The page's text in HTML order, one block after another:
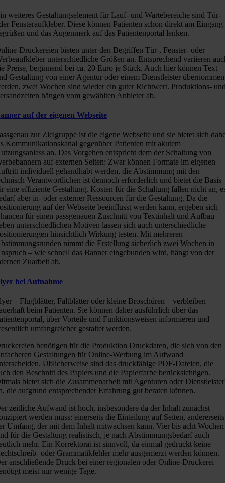
weiteres Gestaltungselement für Lauf- und Wartebereiche sind Tür-
Fensteraufkleber. Diese können Patienten schon direkt am Eingang
und das Augenmerk auf das Patientenportal lenken.
Druckereien bieten unter den Begriffen Tür-, Fenster- oder
unterschiedliche Größen an. Entsprechend variieren
Preise, beginnend bei ca. 20 Euro je Stück. Auch hier können Text
Gestaltung von einer Agentur oder einem Dienstleister übernommen
zwei Wochen sind wieder ein guter Richtwert. Produktions-
hängen vom gewählten Anbieter ab.
auf der eigenen Webseite
zur Zielgruppe ist die eigene Webseite und sie bietet sich
Kommunikationskanal gegenüber Patienten mit akutem
an. Das Vorgehen entspricht dem der Schaltung von
auf externen Seiten: Zwar können Formate im eigenen
individuell gehandhabt werden, die Abstimmung mit den
Verantwortlichen ist dennoch erforderlich und bietet die Basis
eine effiziente Gestaltung. Kosten für die Schaltung fallen nicht an,
aber in- oder externer Ressourcen für die Gestaltung. Da die
auf der Webseite beeinflusst werden kann, ergeben sich
für einen passgenauen Zuschnitt von Textinhalt und Aufbau –
unterschiedlichen Motiven lassen sich auch unterschiedliche
hinsichtlich Wirkung testen. Mit mehreren
nimmt die Erstellung sicherlich zwei Wochen in
– wie schnell das Banner eingebunden wird, hängt von der
Zuarbeit ab.
bei Aufnahme
– Flugblätter, Faltblätter oder kleine Broschüren – verbleiben
beim Patienten. Sie können daher ausführlich über das
über Vorteile und Funktionsweisen informieren und
umfangreicher gestaltet werden.
benötigen für die Produktion Druckdaten, die sich von den
Gestaltungen für Online-Werbung im Aufwand
Üblicherweise sind das druckfähige PDF-Dateien, die
den Beschnitt des Papiers und die Papierfarbe berücksichtigen.
bietet sich die Zusammenarbeit mit Agenturen oder
die aufgrund entsprechender Erfahrung gut beraten können.
zeitliche Aufwand ist hoch, insbesondere da der Inhalt zunächst
werden muss: einerseits die Einteilung auf Seiten, andererseits
Umfang, der mit dem Inhalt mitwachsen kann. Vier bis acht Wochen
für die Gestaltung realistisch, je nach Abstimmungsbedarf auch
mehr. Ein Korrektorat ist sinnvoll, da einmal gedruckt keine
oder Grammatikfehler mehr ausgemerzt werden können.
anschließende Druck bei einer regionalen oder Online-Druckerei
meist nur wenige Tage.